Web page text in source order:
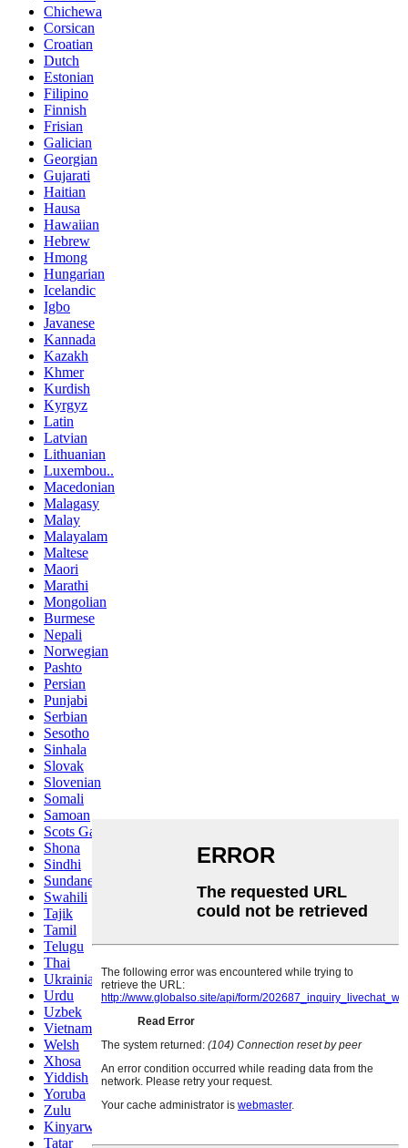
Chichewa
Corsican
Croatian
Dutch
Estonian
Filipino
Finnish
Frisian
Galician
Georgian
Gujarati
Haitian
Hausa
Hawaiian
Hebrew
Hmong
Hungarian
Icelandic
Igbo
Javanese
Kannada
Kazakh
Khmer
Kurdish
Kyrgyz
Latin
Latvian
Lithuanian
Luxembou..
Macedonian
Malagasy
Malay
Malayalam
Maltese
Maori
Marathi
Mongolian
Burmese
Nepali
Norwegian
Pashto
Persian
Punjabi
Serbian
Sesotho
Sinhala
Slovak
Slovenian
Somali
Samoan
Scots Gaelic
Shona
Sindhi
Sundanese
Swahili
Tajik
Tamil
Telugu
Thai
Ukrainian
Urdu
Uzbek
Vietnamese
Welsh
Xhosa
Yiddish
Yoruba
Zulu
Kinyarwanda
Tatar